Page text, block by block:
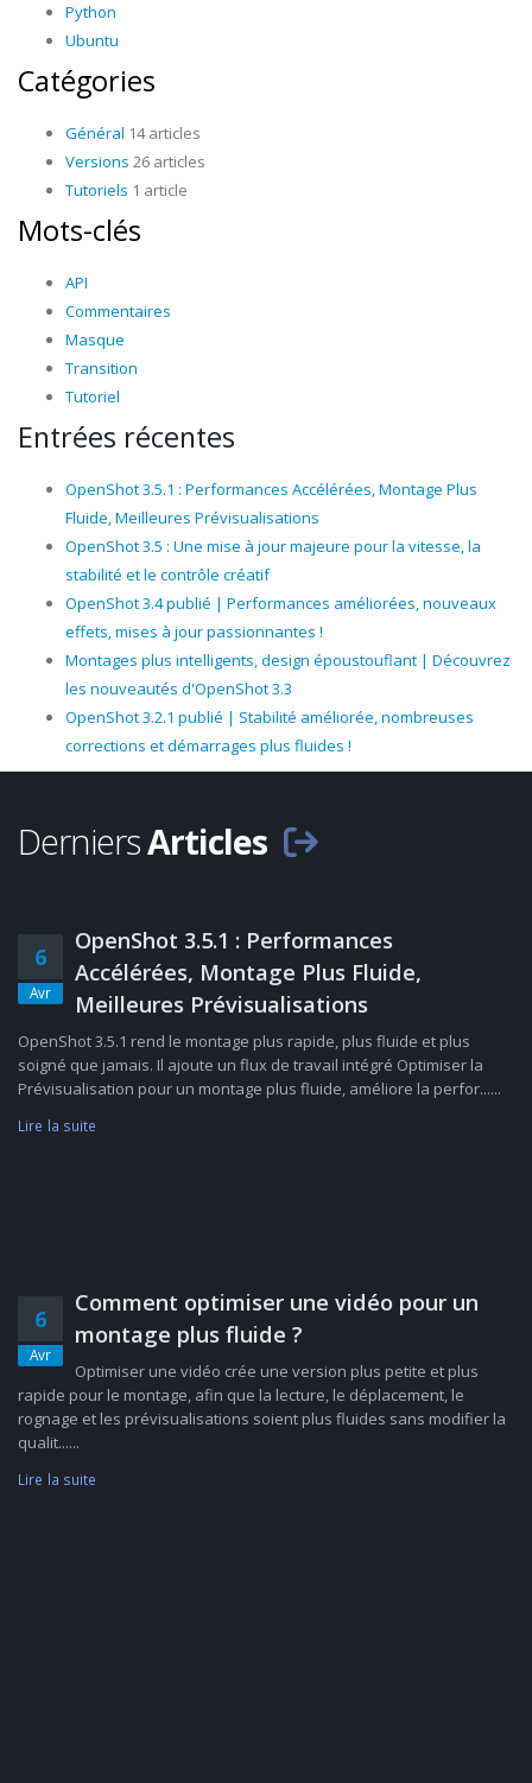
Python
Ubuntu
Catégories
Général 14 articles
Versions 26 articles
Tutoriels 1 article
Mots-clés
API
Commentaires
Masque
Transition
Tutoriel
Entrées récentes
OpenShot 3.5.1 : Performances Accélérées, Montage Plus
Fluide, Meilleures Prévisualisations
OpenShot 3.5 : Une mise à jour majeure pour la vitesse, la
stabilité et le contrôle créatif
OpenShot 3.4 publié | Performances améliorées, nouveaux
effets, mises à jour passionnantes !
Montages plus intelligents, design époustouflant | Découvrez
les nouveautés d'OpenShot 3.3
OpenShot 3.2.1 publié | Stabilité améliorée, nombreuses
corrections et démarrages plus fluides !
DerniersArticles
6
Avr
OpenShot 3.5.1 : Performances
Accélérées, Montage Plus Fluide,
Meilleures Prévisualisations
OpenShot 3.5.1 rend le montage plus rapide, plus fluide et plus
soigné que jamais. Il ajoute un flux de travail intégré Optimiser la
Prévisualisation pour un montage plus fluide, améliore la perfor......
Lire la suite
6
Avr
Comment optimiser une vidéo pour un
montage plus fluide ?
Optimiser une vidéo crée une version plus petite et plus
rapide pour le montage, afin que la lecture, le déplacement, le
rognage et les prévisualisations soient plus fluides sans modifier la
qualit......
Lire la suite